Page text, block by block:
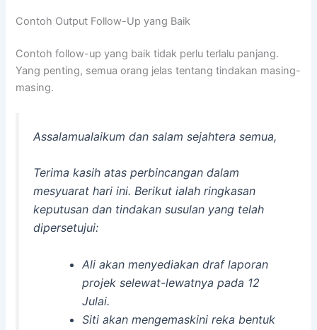
Contoh Output Follow-Up yang Baik
Contoh follow-up yang baik tidak perlu terlalu panjang.
Yang penting, semua orang jelas tentang tindakan masing-
masing.
Assalamualaikum dan salam sejahtera semua,
Terima kasih atas perbincangan dalam
mesyuarat hari ini. Berikut ialah ringkasan
keputusan dan tindakan susulan yang telah
dipersetujui:
Ali akan menyediakan draf laporan
projek selewat-lewatnya pada 12
Julai.
Siti akan mengemaskini reka bentuk